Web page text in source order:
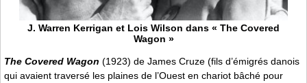
J. Warren Kerrigan et Lois Wilson dans « The Covered
Wagon »
The Covered Wagon (1923) de James Cruze (fils d’émigrés danois
qui avaient traversé les plaines de l’Ouest en chariot bâché pour